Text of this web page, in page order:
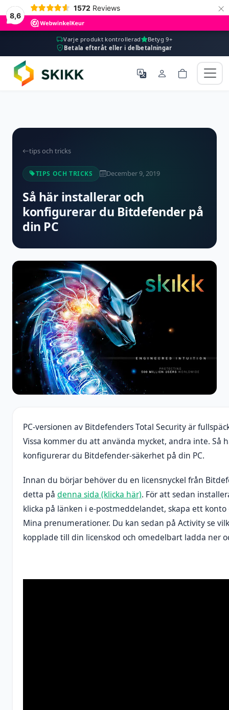
8,6
1572 Reviews ×
Varje produkt kontrollerad
Betyg 9+
Betala efteråt eller i delbetalningar
tips och tricks
TIPS OCH TRICKS December 9, 2019
Så här installerar och
konfigurerar du Bitdefender på
din PC
PC-versionen av Bitdefenders Total Security är
Vissa kommer du att använda mycket, andra inte. Så
konfigurerar du Bitdefender-säkerhet på din PC.
Innan du börjar behöver du en licensnyckel från
detta på denna sida (klicka här). För att sedan
klicka på länken i e-postmeddelandet, skapa ett
Mina prenumerationer. Du kan sedan på Activity se
kopplade till din licenskod och omedelbart ladda ner